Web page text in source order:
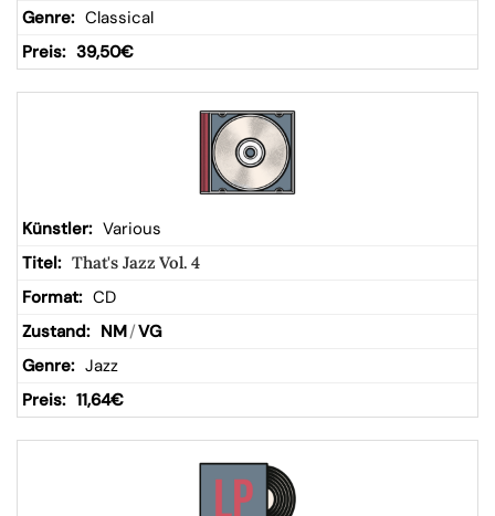
Classical
39,50€
Various
That's Jazz Vol. 4
CD
NM/VG
Jazz
11,64€